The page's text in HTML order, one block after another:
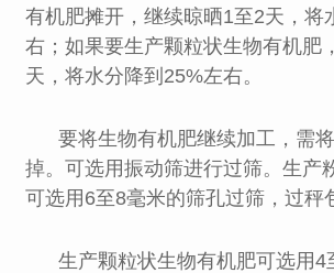
有机肥摊开，继续晾晒1至2天，将
右；如果要生产颗粒状生物有机肥
天，将水分降到25%左右。
要将生物有机肥继续加工，需
掉。可选用振动筛进行过筛。生产
可选用6至8毫米的筛孔过筛，过秤
生产颗粒状生物有机肥可选用4